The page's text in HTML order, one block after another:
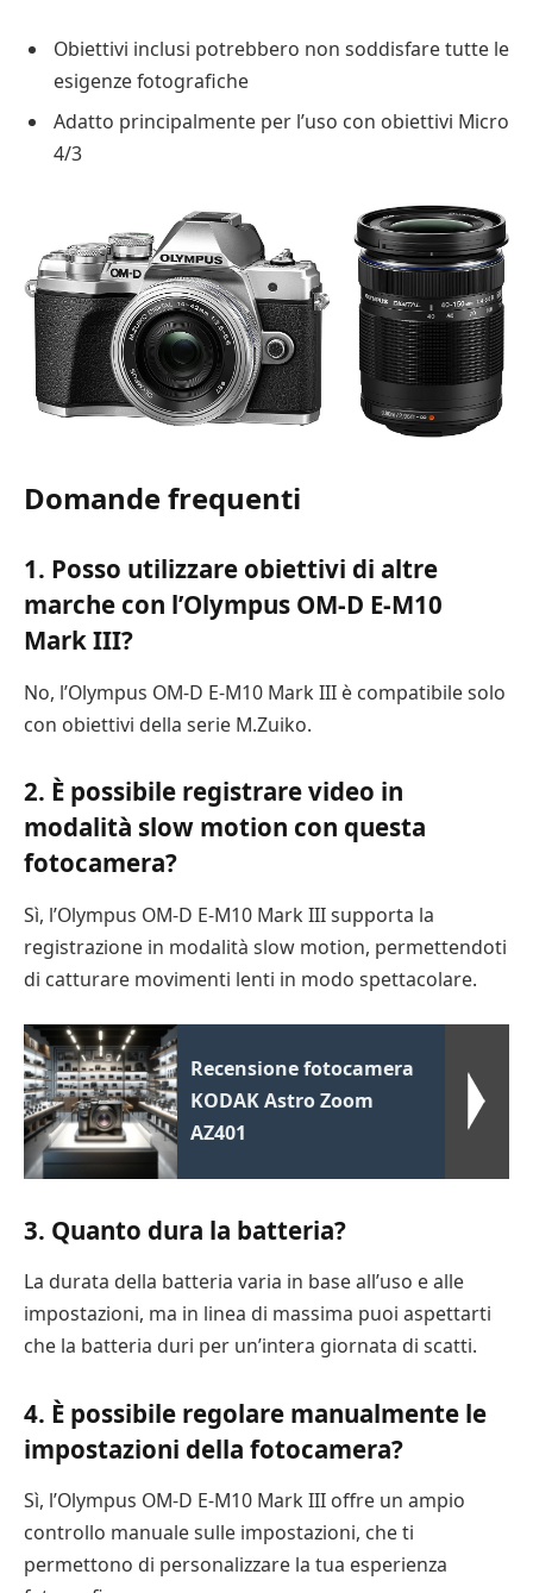
Obiettivi inclusi potrebbero non soddisfare tutte le
esigenze fotografiche
Adatto principalmente per l’uso con obiettivi Micro
4/3
Domande frequenti
1. Posso utilizzare obiettivi di altre
marche con l’Olympus OM-D E-M10
Mark III?
No, l’Olympus OM-D E-M10 Mark III è compatibile solo
con obiettivi della serie M.Zuiko.
2. È possibile registrare video in
modalità slow motion con questa
fotocamera?
Sì, l’Olympus OM-D E-M10 Mark III supporta la
registrazione in modalità slow motion, permettendoti
di catturare movimenti lenti in modo spettacolare.
Recensione fotocamera
KODAK Astro Zoom
AZ401
3. Quanto dura la batteria?
La durata della batteria varia in base all’uso e alle
impostazioni, ma in linea di massima puoi aspettarti
che la batteria duri per un’intera giornata di scatti.
4. È possibile regolare manualmente le
impostazioni della fotocamera?
Sì, l’Olympus OM-D E-M10 Mark III offre un ampio
controllo manuale sulle impostazioni, che ti
permettono di personalizzare la tua esperienza